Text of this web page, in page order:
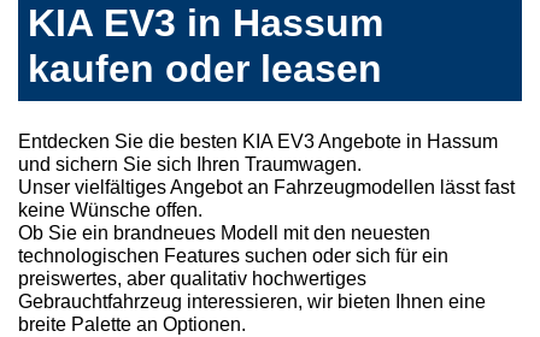
KIA EV3 in Hassum
kaufen oder leasen
Entdecken Sie die besten KIA EV3 Angebote in Hassum
und sichern Sie sich Ihren Traumwagen.
Unser vielfältiges Angebot an Fahrzeugmodellen lässt fast
keine Wünsche offen.
Ob Sie ein brandneues Modell mit den neuesten
technologischen Features suchen oder sich für ein
preiswertes, aber qualitativ hochwertiges
Gebrauchtfahrzeug interessieren, wir bieten Ihnen eine
breite Palette an Optionen.